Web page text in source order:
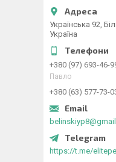
Українська 92,
Україна
+380 (97) 693-46-
Павло
+380 (63) 577-73-
https://t.me/